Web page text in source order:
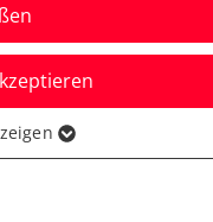
Funktionen der
dass die Webseite